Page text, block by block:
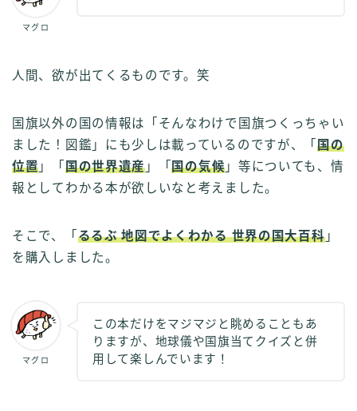
マグロ
人間、欲が出てくるものです。笑
国旗以外の国の情報は「そんなわけで国旗つくっちゃい
ました！図鑑」にも少しは載っているのですが、「国の
位置 」「 国の世界遺産 」「国の気候 」等についても、情
報としてわかる本が欲しいなと考えました。
そこで、「 るるぶ 地図でよくわかる 世界の国大百科」
を購入しました。
マグロ
この本だけをマジマジと眺めることもあ
りますが、地球儀や国旗当てクイズと併
用して楽しんでいます！